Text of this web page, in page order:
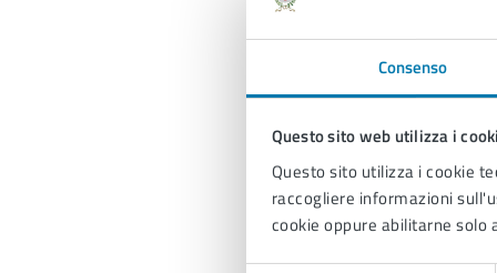
Consenso
Questo sito web utilizza i
Questo sito utilizza i cookie
raccogliere informazioni
cookie oppure abilitarne solo